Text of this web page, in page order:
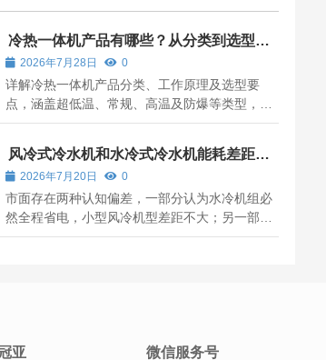
冷热一体机产品有哪些？从分类到选型一
文讲清
2026年7月28日 0
详解冷热一体机产品分类、工作原理及选型要
点，涵盖超低温、常规、高温及防爆等类型，助
力采购。
风冷式冷水机和水冷式冷水机能耗差距有
多大？
2026年7月20日 0
市面存在两种认知偏差，一部分认为水冷机组必
然全程省电，小型风冷机型差距不大；另一部分
觉得风冷安装省事，短期电费增量可以接受。两
亚 微信服务号